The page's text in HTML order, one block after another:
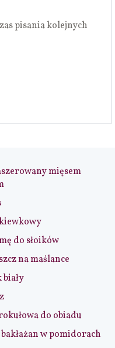
pisania kolejnych
mięsem
do słoików
na maślance
do obiadu
w pomidorach